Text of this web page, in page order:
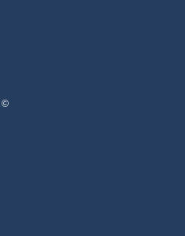
© 2021